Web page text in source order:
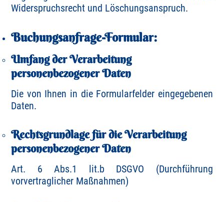
Widerspruchsrecht und Löschungsanspruch.
Buchungsanfrage-Formular:
Umfang der Verarbeitung
personenbezogener Daten
Die von Ihnen in die Formularfelder eingegebenen
Daten.
Rechtsgrundlage für die Verarbeitung
personenbezogener Daten
Art. 6 Abs.1 lit.b DSGVO (Durchführung
vorvertraglicher Maßnahmen)